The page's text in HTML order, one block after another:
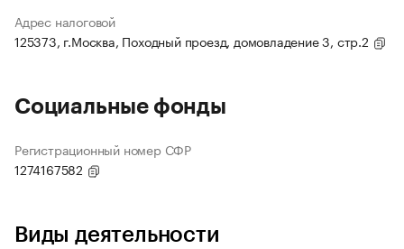
Адрес налоговой
125373, г.Москва, Походный проезд, домовладение 3, стр.2
Социальные фонды
Регистрационный номер СФР
1274167582
Виды деятельности